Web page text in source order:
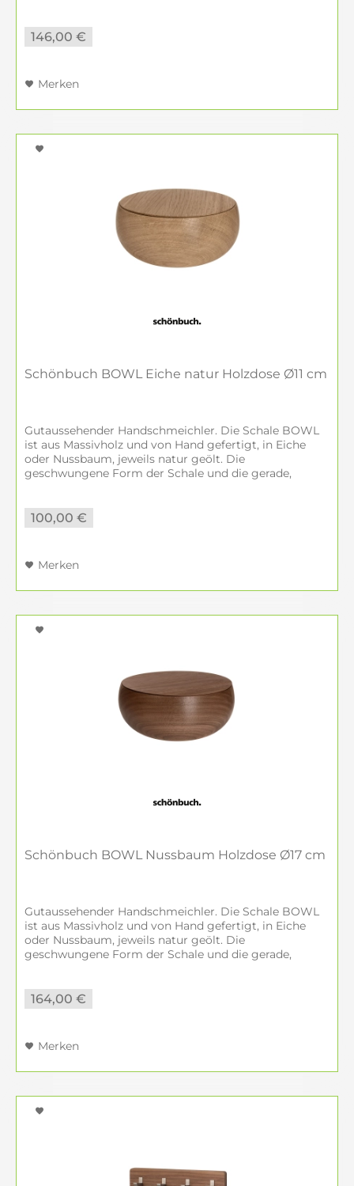
146,00 €
Merken
Schönbuch BOWL Eiche natur Holzdose Ø11 cm
Gutaussehender Handschmeichler. Die Schale BOWL
ist aus Massivholz und von Hand gefertigt, in Eiche
oder Nussbaum, jeweils natur geölt. Die
geschwungene Form der Schale und die gerade,
100,00 €
Merken
Schönbuch BOWL Nussbaum Holzdose Ø17 cm
Gutaussehender Handschmeichler. Die Schale BOWL
ist aus Massivholz und von Hand gefertigt, in Eiche
oder Nussbaum, jeweils natur geölt. Die
geschwungene Form der Schale und die gerade,
164,00 €
Merken